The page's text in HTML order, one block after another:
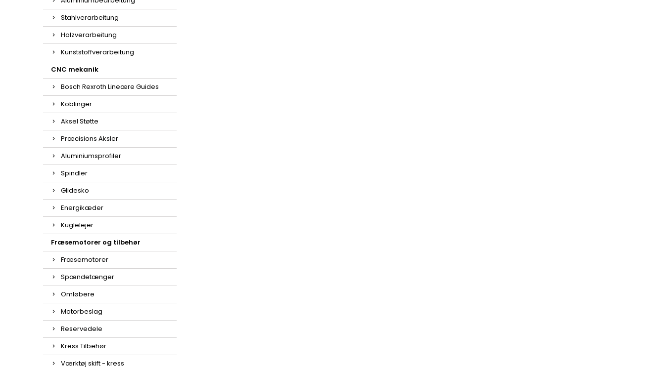
Stahlverarbeitung
Holzverarbeitung
Kunststoffverarbeitung
CNC mekanik
Bosch Rexroth Lineære Guides
Koblinger
Aksel Støtte
Præcisions Aksler
Aluminiumsprofiler
Spindler
Glidesko
Energikæder
Kuglelejer
Fræsemotorer og tilbehør
Fræsemotorer
Spændetænger
Omløbere
Motorbeslag
Reservedele
Kress Tilbehør
Værktøj skift - kress